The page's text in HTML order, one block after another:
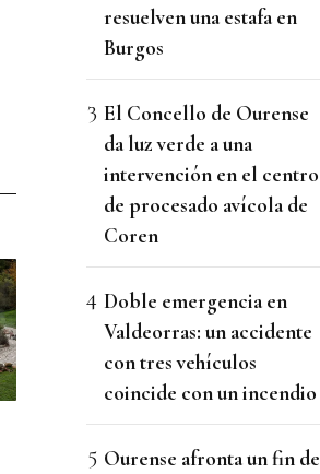
resuelven una estafa en
Burgos
El Concello de Ourense
da luz verde a una
intervención en el centro
de procesado avícola de
Coren
Doble emergencia en
Valdeorras: un accidente
con tres vehículos
coincide con un incendio
Ourense afronta un fin de